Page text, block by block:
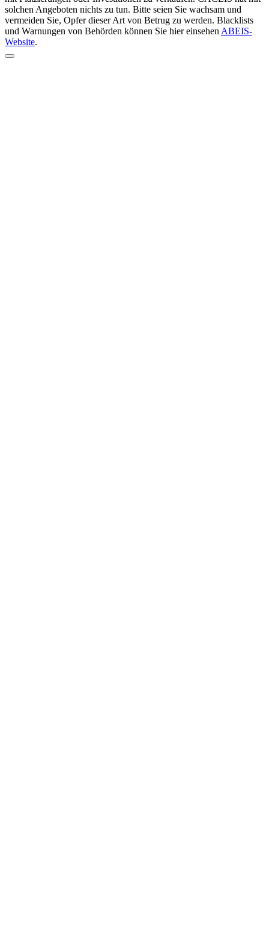
solchen Angeboten nichts zu tun. Bitte seien Sie wachsam und
vermeiden Sie, Opfer dieser Art von Betrug zu werden. Blacklists
und Warnungen von Behörden können Sie hier einsehen ABEIS-
Website.